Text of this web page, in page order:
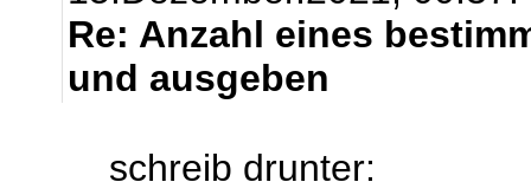
Re: Anzahl eines
und ausgeben
schreib drunter: